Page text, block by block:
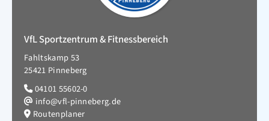
VfL Sportzentrum & Fitnessbereich
Fahltskamp 53
25421 Pinneberg
04101 55602-0
info@vfl-pinneberg.de
Routenplaner